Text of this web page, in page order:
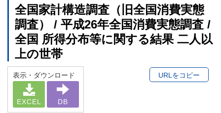
全国家計構造調査（旧全国消費実態
調査） / 平成26年全国消費実態調査 /
全国 所得分布等に関する結果 二人以
上の世帯
表示・ダウンロード
EXCEL DB
URLをコピー